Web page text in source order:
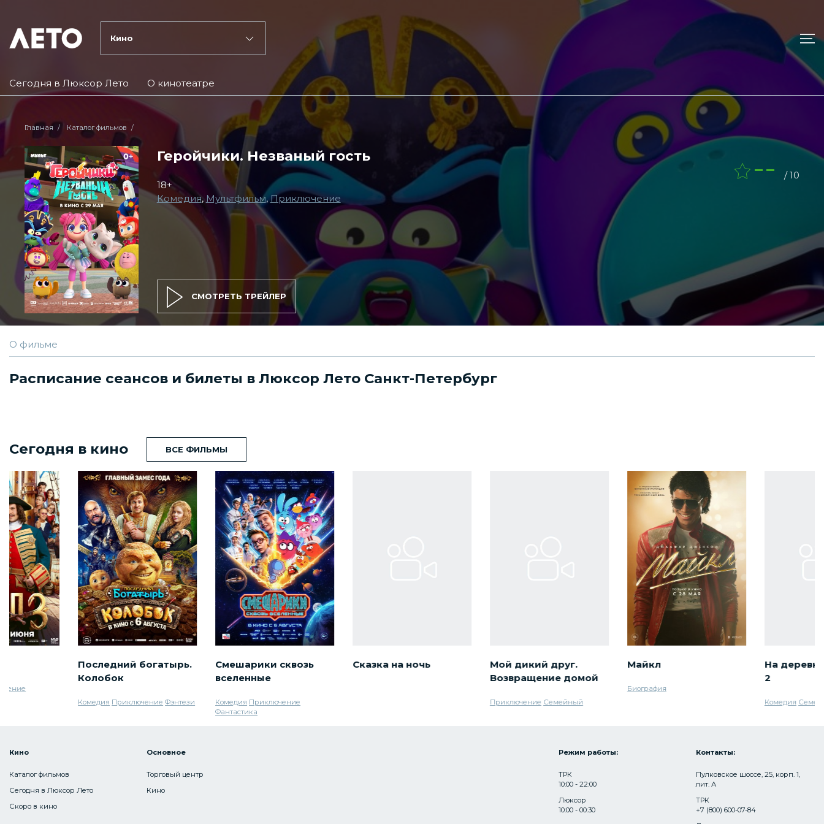
Кино
Сегодня в Люксор Лето О кинотеатре
Главная Каталог фильмов
Геройчики. Незваный гость
18+
Комедия, Мультфильм,Приключение
-- / 10
СМОТРЕТЬ ТРЕЙЛЕР
О фильме
Расписание сеансов и билеты в Люксор Лето Санкт-Петербург
Сегодня в кино ВСЕ ФИЛЬМЫ
Сказка на ночь
Мой дикий друг.
Возвращение домой
Приключение Семейный
Майкл
Биография
На
2
Комедия
Последний богатырь.
Колобок
Комедия Приключение Фэнтези
Смешарики сквозь
вселенные
Комедия Приключение
Фантастика
Кино
Каталог фильмов
Сегодня в Люксор Лето
Скоро в кино
Основное
Торговый центр
Кино
Режим работы:
ТРК
10:00 - 22:00
Люксор
10:00 - 00:30
Контакты:
Пулковское шоссе, 25, корп. 1,
лит. А
ТРК
+7 (800) 600-07-84